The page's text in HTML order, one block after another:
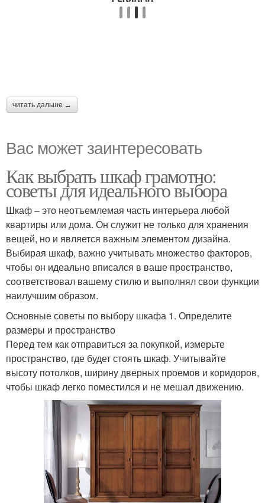
читать дальше →
Вас может заинтересовать
Как выбрать шкаф грамотно:
советы для идеального выбора
Шкаф – это неотъемлемая часть интерьера любой
квартиры или дома. Он служит не только для хранения
вещей, но и является важным элементом дизайна.
Выбирая шкаф, важно учитывать множество факторов,
чтобы он идеально вписался в ваше пространство,
соответствовал вашему стилю и выполнял свои функции
наилучшим образом.
Основные советы по выбору шкафа 1. Определите
размеры и пространство
Перед тем как отправиться за покупкой, измерьте
пространство, где будет стоять шкаф. Учитывайте
высоту потолков, ширину дверных проемов и коридоров,
чтобы шкаф легко поместился и не мешал движению.